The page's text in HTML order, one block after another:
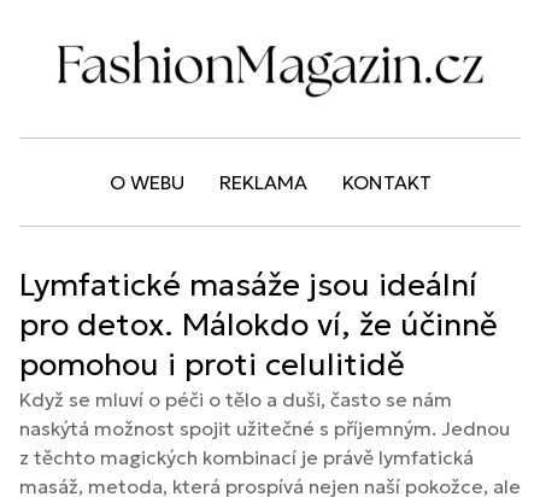
O WEBU REKLAMA KONTAKT
Lymfatické masáže jsou ideální
pro detox. Málokdo ví, že účinně
pomohou i proti celulitidě
Když se mluví o péči o tělo a duši, často se nám
naskýtá možnost spojit užitečné s příjemným. Jednou
z těchto magických kombinací je právě lymfatická
masáž, metoda, která prospívá nejen naší pokožce, ale